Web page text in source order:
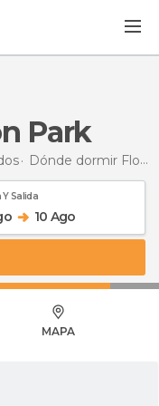
Park
Dónde dormir Florida
Y Salida
10 Ago
MAPA